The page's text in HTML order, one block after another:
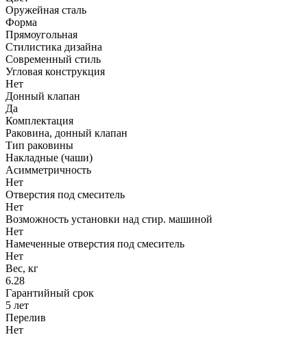
Оружейная сталь
Форма
Прямоугольная
Стилистика дизайна
Современный стиль
Угловая конструкция
Нет
Донный клапан
Да
Комплектация
Раковина, донный клапан
Тип раковины
Накладные (чаши)
Асимметричность
Нет
Отверстия под смеситель
Нет
Возможность установки над стир. машиной
Нет
Намеченные отверстия под смеситель
Нет
Вес, кг
6.28
Гарантийный срок
5 лет
Перелив
Нет